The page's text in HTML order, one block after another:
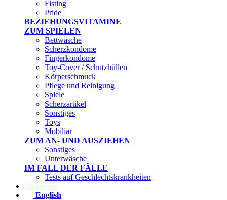
Fisting
Pride
BEZIEHUNGSVITAMINE
ZUM SPIELEN
Bettwäsche
Scherzkondome
Fingerkondome
Toy-Cover / Schutzhüllen
Körperschmuck
Pflege und Reinigung
Spiele
Scherzartikel
Sonstiges
Toys
Mobiliar
ZUM AN- UND AUSZIEHEN
Sonstiges
Unterwäsche
IM FALL DER FÄLLE
Tests auf Geschlechtskrankheiten
Angebote
English